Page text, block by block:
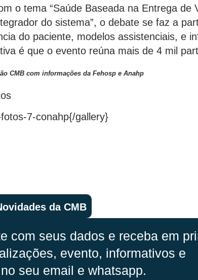
o tema “Saúde Baseada na Entrega de
do sistema”, o debate se faz a
do paciente, modelos assistenciais, e
é que o evento reúna mais de 4 mil
CMB com informações da Fehosp e Anahp
7-conahp{/gallery}
da CMB
com seus dados e receba em
evento, informativos e
seu email e whatsapp.